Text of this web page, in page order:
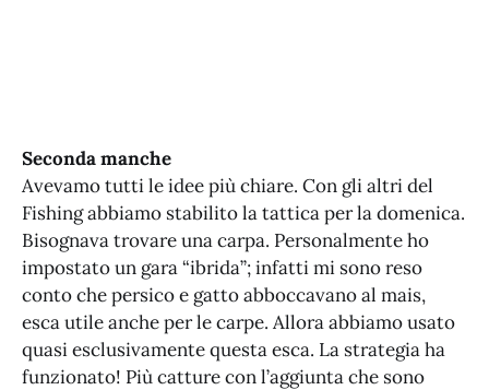
Seconda manche
Avevamo tutti le idee più chiare. Con gli altri del
Fishing abbiamo stabilito la tattica per la domenica.
Bisognava trovare una carpa. Personalmente ho
impostato un gara “ibrida”; infatti mi sono reso
conto che persico e gatto abboccavano al mais,
esca utile anche per le carpe. Allora abbiamo usato
quasi esclusivamente questa esca. La strategia ha
funzionato! Più catture con l’aggiunta che sono